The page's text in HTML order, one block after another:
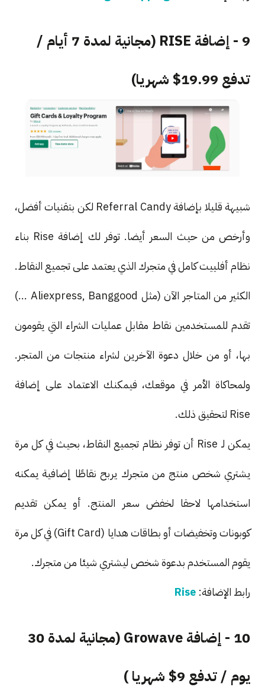
9 - إضافة RISE (مجانية لمدة 7 أيام /
تدفع 19.99$ شهريا)
شبيهة قليلا بإضافة Referral Candy لكن بتقنيات أفضل،
وأرخص من حيث السعر أيضا. توفر لك إضافة Rise بناء
نظام أفلييت كامل في متجرك الذي يعتمد على تجميع النقاط.
الكثير من المتاجر الآن (مثل Aliexpress, Banggood ...)
تقدم للمستخدمين نقاط مقابل عمليات الشراء التي يقومون
بها، أو من خلال دعوة الآخرين لشراء منتجات من المتجر.
ولمحاكاة الأمر في موقعك، فيمكنك الاعتماد على إضافة
Rise لتحقيق ذلك.
يمكن لـ Rise أن توفر نظام تجميع النقاط، بحيث في كل مرة
يشتري شخص منتج من متجرك يربح نقاطًا إضافية يمكنه
استخدامها لاحقا لخفض سعر المنتج. أو يمكن تقديم
كوبونات وتخفيضات أو بطاقات هدايا (Gift Card) في كل مرة
يقوم المستخدم بدعوة شخص ليشتري شيئا من متجرك.
رابط الإضافة: Rise
10 - إضافة Growave (مجانية لمدة 30
يوم / تدفع 9$ شهريا )